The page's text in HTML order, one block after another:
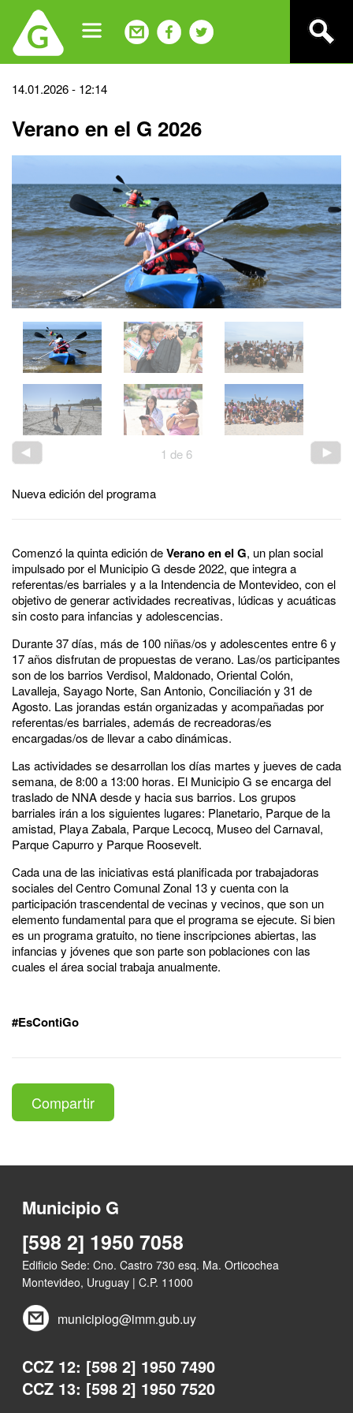
navigation
Back
top
14.01.2026 - 12:14
Verano en el G 2026
1 de 6
Nueva edición del programa
Comenzó la quinta edición deVerano en el G, un plan social
impulsado por el Municipio G desde 2022, que integra a
referentas/es barriales y a la Intendencia de Montevideo, con el
objetivo de generar actividades recreativas, lúdicas y acuáticas
sin costo para infancias y adolescencias.
Durante 37 días, más de 100 niñas/os y adolescentes entre 6 y
17 años disfrutan de propuestas de verano. Las/os participantes
son de los barrios Verdisol, Maldonado, Oriental Colón,
Lavalleja, Sayago Norte, San Antonio, Conciliación y 31 de
Agosto. Las jorandas están organizadas y acompañadas por
referentas/es barriales, además de recreadoras/es
encargadas/os de llevar a cabo dinámicas.
Las actividades se desarrollan los días martes y jueves de cada
semana, de 8:00 a 13:00 horas. El Municipio G se encarga del
traslado de NNA desde y hacia sus barrios. Los grupos
barriales irán a los siguientes lugares: Planetario, Parque de la
amistad, Playa Zabala, Parque Lecocq, Museo del Carnaval,
Parque Capurro y Parque Roosevelt.
Cada una de las iniciativas está planificada por trabajadoras
sociales del Centro Comunal Zonal 13 y cuenta con la
participación trascendental de vecinas y vecinos, que son un
elemento fundamental para que el programa se ejecute. Si bien
es un programa gratuito, no tiene inscripciones abiertas, las
infancias y jóvenes que son parte son poblaciones con las
cuales el área social trabaja anualmente.
#EsContiGo
Compartir
Municipio G
[598 2] 1950 7058
Edificio Sede: Cno. Castro 730 esq. Ma. Orticochea
Montevideo, Uruguay | C.P. 11000
municipiog@imm.gub.uy
CCZ 12: [598 2] 1950 7490
CCZ 13: [598 2] 1950 7520